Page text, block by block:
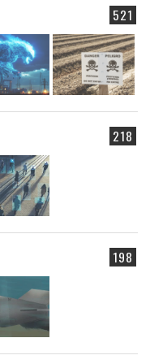
521
218
198